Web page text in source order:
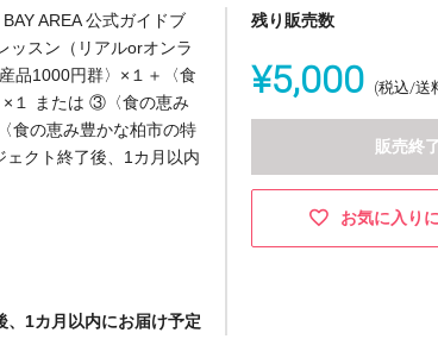
AREA 公式ガイドブ
ッスン（リアルorオンラ
品1000円群〉×１＋〈食
×１ または ③〈食の恵み
食の恵み豊かな柏市の特
クト終了後、1カ月以内
、1カ月以内にお届け予定
残り販売数
¥5,000 (税込/送
販売終了
お気に入り